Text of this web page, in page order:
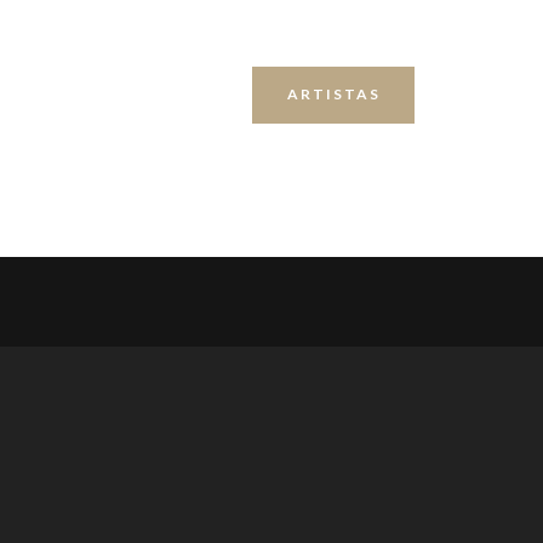
ARTISTAS